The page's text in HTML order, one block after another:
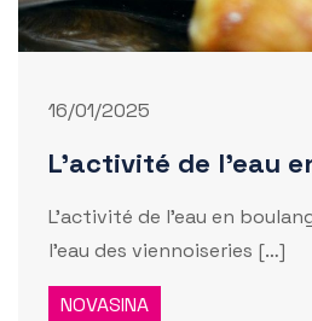
16/01/2025
L’activité de l’eau
L’activité de l’eau en
l’eau des viennoiseries […]
NOVASINA